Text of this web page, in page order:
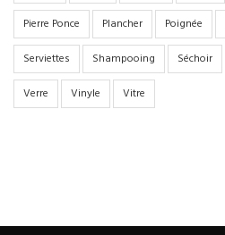
Pierre Ponce
Plancher Poignée
Serviettes
Shampooing Séchoir
Verre
Vinyle Vitre